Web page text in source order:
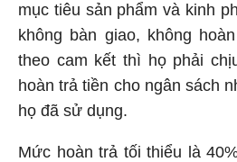
mục tiêu sản phẩm và kinh
không bàn giao, không
theo cam kết thì họ phải
hoàn trả tiền cho ngân sách
họ đã sử dụng.
Mức hoàn trả tối thiểu là